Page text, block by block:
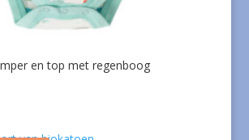
en top met regenboog